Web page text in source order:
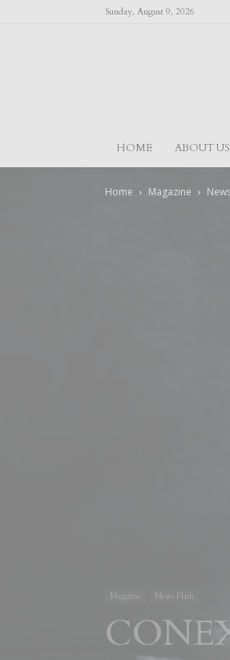
Sunday, August 9, 2026
HOME ABOUT US
Home Magazine
Magazine News Flash